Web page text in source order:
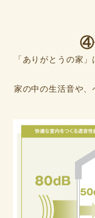
④
「ありがとうの家
家の中の生活音や、